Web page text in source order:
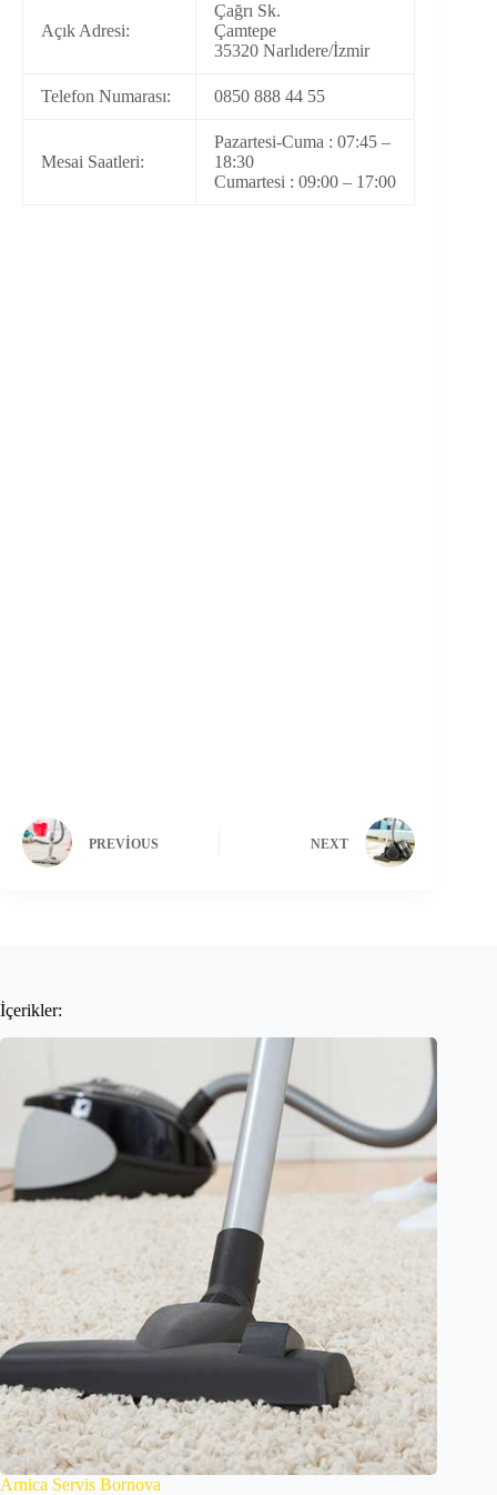
Açık Adresi:
Çağrı Sk.
Çamtepe
35320 Narlıdere/İzmir
Telefon Numarası: 0850 888 44 55
Mesai Saatleri:
Pazartesi-Cuma : 07:45 –
18:30
Cumartesi : 09:00 – 17:00
PREVIOUS NEXT
İçerikler:
Arnica Servis Bornova